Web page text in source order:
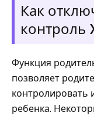
Как
контроль
Функция
позволяет
контролировать
ребенка.